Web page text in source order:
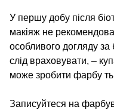
У першу добу після
макіяж не
особливого догляду
слід враховувати, –
може зробити фарбу
Записуйтеся на